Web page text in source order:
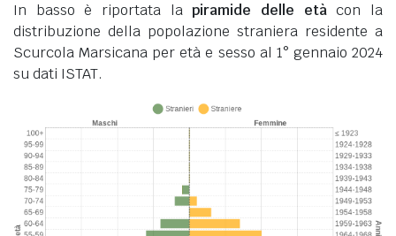
In basso è riportata lapiramide delle etàcon la
distribuzione della popolazione straniera residente a
Scurcola Marsicana per età e sesso al 1° gennaio 2024
su dati ISTAT.